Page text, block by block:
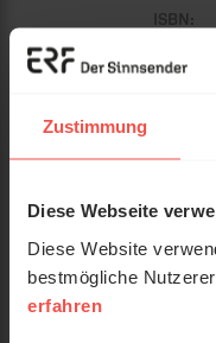
Zustimmung
Diese Webseite
Diese Website
bestmögliche
erfahren
ISBN:
EAN:
Gewicht:
Erscheinungsdatum:
Einband: